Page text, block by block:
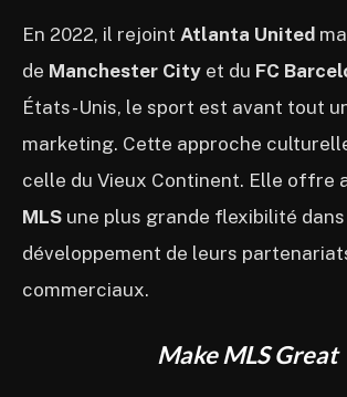
En 2022, il rejoint Atlanta United
de Manchester City et du FC
États-Unis, le sport est avant tout
marketing. Cette approche
celle du Vieux Continent. Elle offre
MLS une plus grande flexibilité
développement de leurs
commerciaux.
Make MLS Great